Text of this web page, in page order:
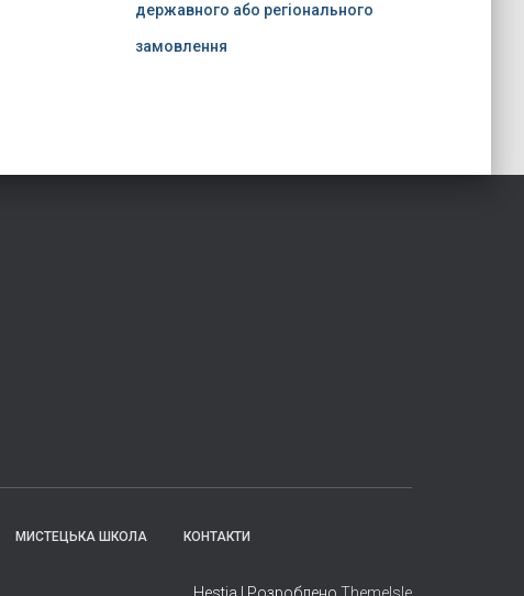
державного або регіонального
замовлення
МИСТЕЦЬКА ШКОЛА КОНТАКТИ